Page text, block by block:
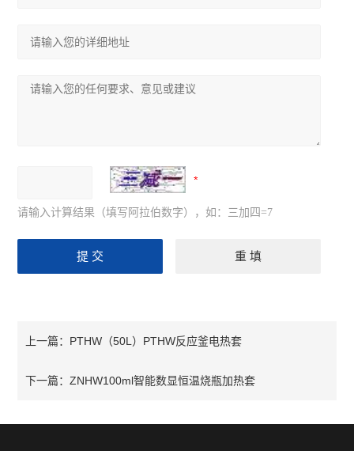
请输入计算结果（填写阿拉伯数字），如：三加四=7
上一篇： PTHW（50L）PTHW反应釜电热套
下一篇：ZNHW100ml智能数显恒温烧瓶加热套